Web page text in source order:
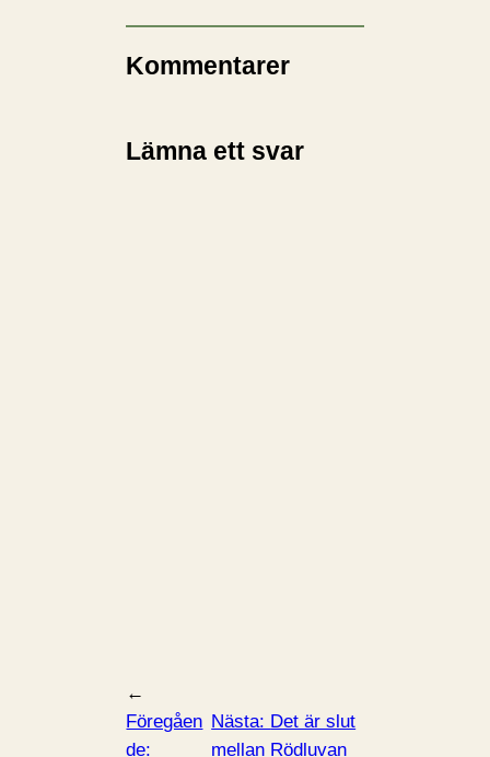
Kommentarer
Lämna ett svar
←
Föregåen
de:
Nästa: Det är slut
mellan Rödluvan